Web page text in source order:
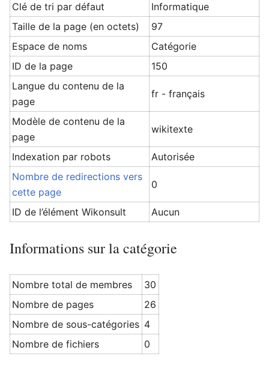
Ouvrir le menu principal
Clé de tri par défaut
Informatique
Taille de la page (en octets)
97
Espace de noms
Catégorie
ID de la page
150
Langue du contenu de la
page
fr - français
Modèle de contenu de la
page
wikitexte
Indexation par robots
Autorisée
Nombre de redirections vers
cette page
0
ID de l’élément Wikonsult Aucun
Informations sur la catégorie
Nombre total de membres
30
Nombre de pages
26
Nombre de sous-catégories 4
Nombre de fichiers
0